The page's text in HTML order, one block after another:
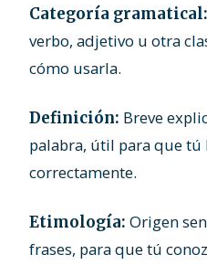
Categoría gramatical:
verbo, adjetivo u otra
cómo usarla.
Definición: Breve
palabra, útil para que tú
correctamente.
Etimología: Origen
frases, para que tú